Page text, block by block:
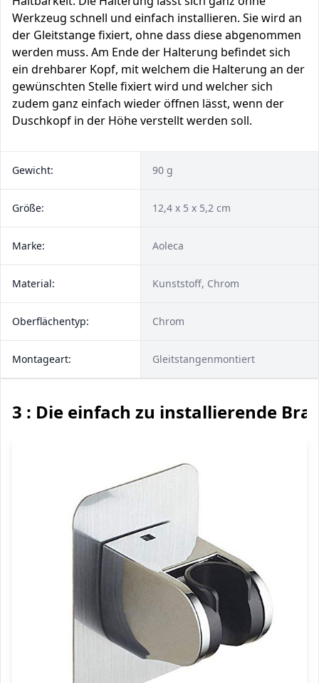
Werkzeug schnell und einfach installieren. Sie wird an
der Gleitstange fixiert, ohne dass diese abgenommen
werden muss. Am Ende der Halterung befindet sich
ein drehbarer Kopf, mit welchem die Halterung an der
gewünschten Stelle fixiert wird und welcher sich
zudem ganz einfach wieder öffnen lässt, wenn der
Duschkopf in der Höhe verstellt werden soll.
Gewicht: 90 g
Größe: 12,4 x 5 x 5,2 cm
Marke: Aoleca
Material: Kunststoff, Chrom
Oberflächentyp: Chrom
Montageart: Gleitstangenmontiert
3 : Die einfach zu installierende